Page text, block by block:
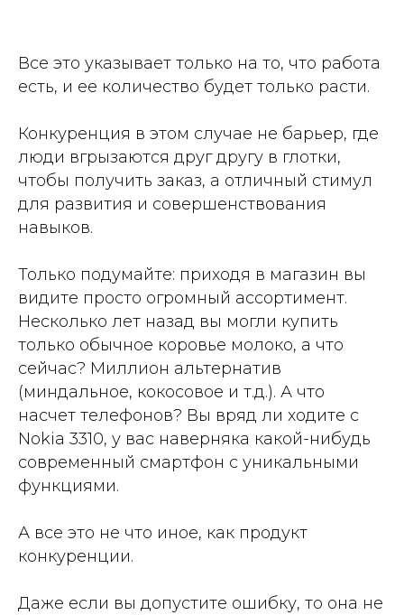
Все это указывает только на то, что работа
есть, и ее количество будет только расти.
Конкуренция в этом случае не барьер, где
люди вгрызаются друг другу в глотки,
чтобы получить заказ, а отличный стимул
для развития и совершенствования
навыков.
Только подумайте: приходя в магазин вы
видите просто огромный ассортимент.
Несколько лет назад вы могли купить
только обычное коровье молоко, а что
сейчас? Миллион альтернатив
(миндальное, кокосовое и т.д.). А что
насчет телефонов? Вы вряд ли ходите с
Nokia 3310, у вас наверняка какой-нибудь
современный смартфон с уникальными
функциями.
А все это не что иное, как продукт
конкуренции.
Даже если вы допустите ошибку, то она не